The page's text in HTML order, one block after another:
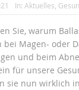
In: Aktuelles
Sie, warum
bei Magen- oder
und beim
für unsere
sie nun wirklich